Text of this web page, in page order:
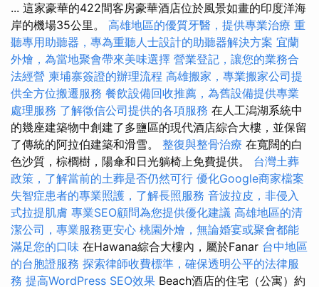
... 這家豪華的422間客房豪華酒店位於風景如畫的印度洋海
岸的機場35公里。 高雄地區的優質牙醫，提供專業治療 重
聽專用助聽器，專為重聽人士設計的助聽器解決方案 宜蘭
外燴，為當地聚會帶來美味選擇 營業登記，讓您的業務合
法經營 柬埔寨簽證的辦理流程 高雄搬家，專業搬家公司提
供全方位搬遷服務 餐飲設備回收推薦，為舊設備提供專業
處理服務 了解徵信公司提供的各項服務 在人工潟湖系統中
的幾座建築物中創建了多鹽區的現代酒店綜合大樓，並保留
了傳統的阿拉伯建築和滑雪。 整復與整骨治療 在寬闊的白
色沙質，棕櫚樹，陽傘和日光躺椅上免費提供。 台灣土葬
政策，了解當前的土葬是否仍然可行 優化Google商家檔案
失智症患者的專業照護，了解長照服務 音波拉皮，非侵入
式拉提肌膚 專業SEO顧問為您提供優化建議 高雄地區的清
潔公司，專業服務更安心 桃園外燴，無論婚宴或聚會都能
滿足您的口味 在Hawana綜合大樓內，屬於Fanar 台中地區
的台胞證服務 探索律師收費標準，確保透明公平的法律服
務 提高WordPress SEO效果 Beach酒店的住宅（公寓）約